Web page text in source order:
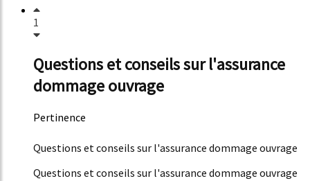
1
Questions et conseils sur l'assurance
dommage ouvrage
Pertinence
Questions et conseils sur l'assurance dommage ouvrage
Questions et conseils sur l'assurance dommage ouvrage